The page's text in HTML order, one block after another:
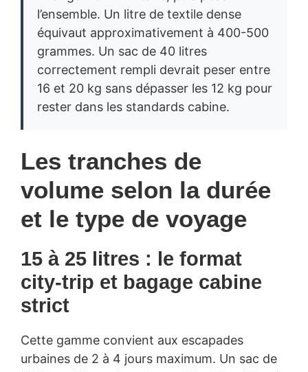
l’ensemble. Un litre de textile dense
équivaut approximativement à 400-500
grammes. Un sac de 40 litres
correctement rempli devrait peser entre
16 et 20 kg sans dépasser les 12 kg pour
rester dans les standards cabine.
Les tranches de
volume selon la durée
et le type de voyage
15 à 25 litres : le format
city-trip et bagage cabine
strict
Cette gamme convient aux escapades
urbaines de 2 à 4 jours maximum. Un sac de